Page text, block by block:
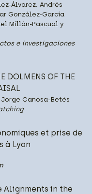
Álvarez, Andrés
González-García
Millán-Pascual y
e investigaciones
DOLMENS OF THE
Canosa-Betés
et prise de
à Lyon
Alignments in the